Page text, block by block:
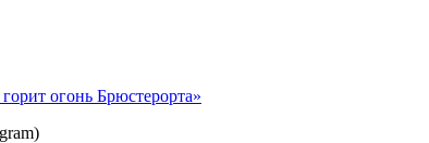
огонь Брюстерорта»